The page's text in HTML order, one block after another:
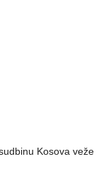
Kosova veže